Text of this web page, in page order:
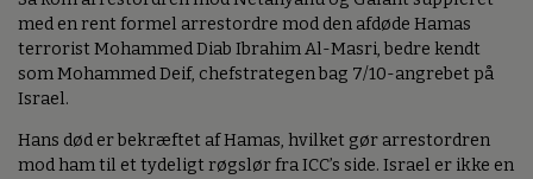
med en rent formel arrestordre mod den afdøde Hamas
terrorist Mohammed Diab Ibrahim Al-Masri, bedre kendt
som Mohammed Deif, chefstrategen bag 7/10-angrebet på
Israel.
Hans død er bekræftet af Hamas, hvilket gør arrestordren
mod ham til et tydeligt røgslør fra ICC’s side. Israel er ikke en